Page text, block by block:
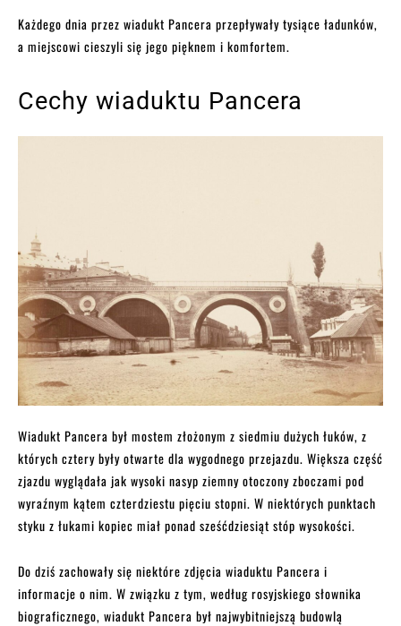
Każdego dnia przez wiadukt Pancera przepływały tysiące ładunków,
a miejscowi cieszyli się jego pięknem i komfortem.
Cechy wiaduktu Pancera
Wiadukt Pancera był mostem złożonym z siedmiu dużych łuków, z
których cztery były otwarte dla wygodnego przejazdu. Większa część
zjazdu wyglądała jak wysoki nasyp ziemny otoczony zboczami pod
wyraźnym kątem czterdziestu pięciu stopni. W niektórych punktach
styku z łukami kopiec miał ponad sześćdziesiąt stóp wysokości.
Do dziś zachowały się niektóre zdjęcia wiaduktu Pancera i
informacje o nim. W związku z tym, według rosyjskiego słownika
biograficznego, wiadukt Pancera był najwybitniejszą budowlą